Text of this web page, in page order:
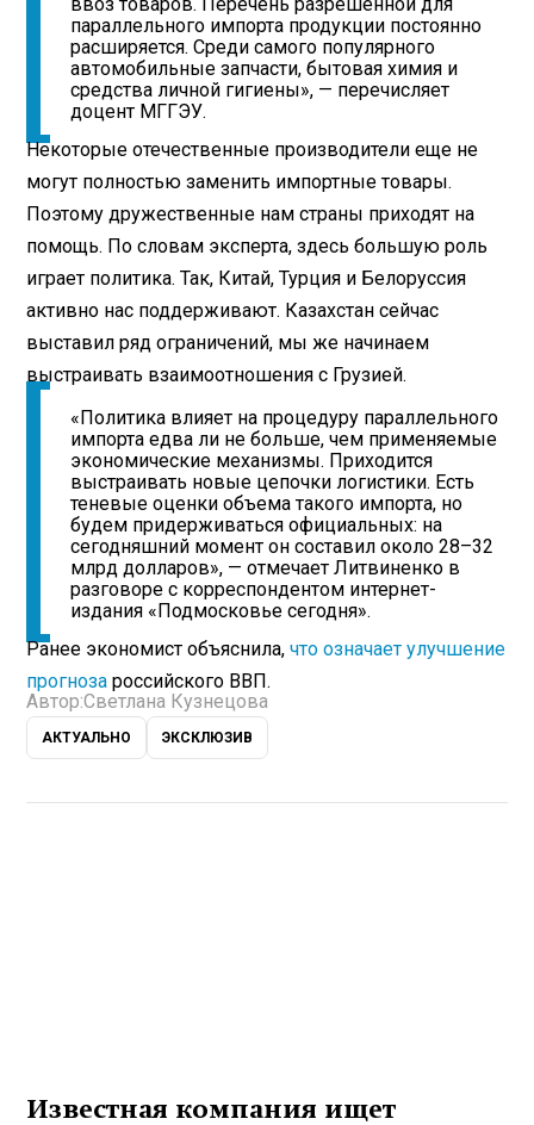
параллельного импорта продукции постоянно
расширяется. Среди самого популярного
автомобильные запчасти, бытовая химия и
средства личной гигиены», — перечисляет
доцент МГГЭУ.
Некоторые отечественные производители еще не
могут полностью заменить импортные товары.
Поэтому дружественные нам страны приходят на
помощь. По словам эксперта, здесь большую роль
играет политика. Так, Китай, Турция и Белоруссия
активно нас поддерживают. Казахстан сейчас
выставил ряд ограничений, мы же начинаем
выстраивать взаимоотношения с Грузией.
«Политика влияет на процедуру параллельного
импорта едва ли не больше, чем применяемые
экономические механизмы. Приходится
выстраивать новые цепочки логистики. Есть
теневые оценки объема такого импорта, но
будем придерживаться официальных: на
сегодняшний момент он составил около 28–32
млрд долларов», — отмечает Литвиненко в
разговоре с корреспондентом интернет-
издания «Подмосковье сегодня».
Ранее экономист объяснила,что означает улучшение
прогноза российского ВВП.
Автор:Светлана Кузнецова
АКТУАЛЬНО ЭКСКЛЮЗИВ
Известная компания ищет